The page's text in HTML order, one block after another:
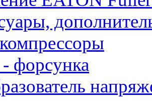
форсунка